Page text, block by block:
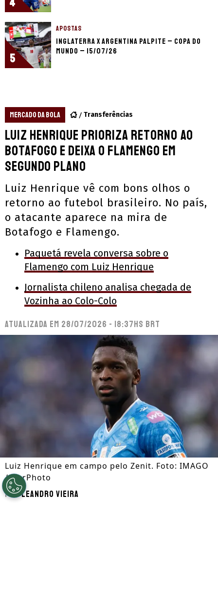
5
APOSTAS
Inglaterra x Argentina palpite – Copa do
Mundo – 15/07/26
MERCADO DA BOLA Transferências
Luiz Henrique prioriza retorno ao
Botafogo e deixa o Flamengo em
segundo plano
Luiz Henrique vê com bons olhos o
retorno ao futebol brasileiro. No país,
o atacante aparece na mira de
Botafogo e Flamengo.
Paquetá revela conversa sobre o
Flamengo com Luiz Henrique
Jornalista chileno analisa chegada de
Vozinha ao Colo-Colo
Atualizada em 28/07/2026 - 18:37hs BRT
Luiz Henrique em campo pelo Zenit. Foto: IMAGO
/ NurPhoto
PorLeandro Vieira